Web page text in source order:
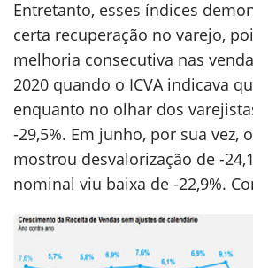
Entretanto, esses índices
certa recuperação no varejo,
melhoria consecutiva nas
2020 quando o ICVA indicava
enquanto no olhar dos
-29,5%. Em junho, por sua vez,
mostrou desvalorização de -
nominal viu baixa de -22,9%.